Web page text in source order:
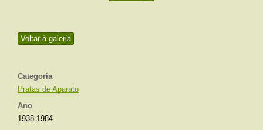
Voltar à galeria
Categoria
Pratas de Aparato
Ano
1938-1984